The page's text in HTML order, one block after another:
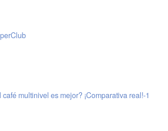
multinivel es mejor? ¡Comparativa real!-1